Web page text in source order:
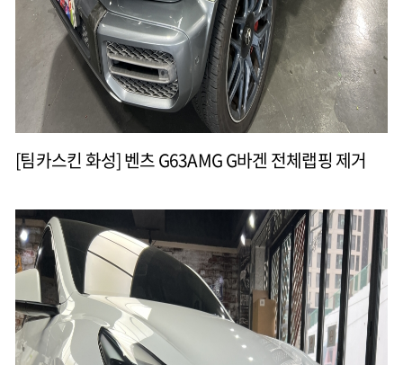
[팀카스킨 화성] 벤츠 G63AMG G바겐 전체랩핑 제거